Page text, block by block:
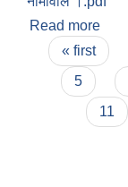
Read more
Pages
« first
5
11